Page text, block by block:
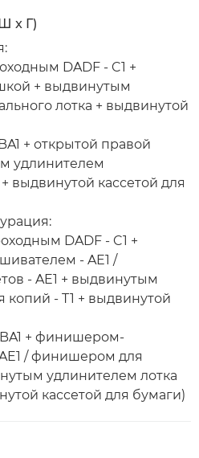
x Г)
DADF - C1 +
+ выдвинутым
лотка + выдвинутой
+ открытой правой
удлинителем
выдвинутой кассетой для
DADF - C1 +
- AE1 /
- AE1 + выдвинутым
копий - T1 + выдвинутой
BA1 + финишером-
/ финишером для
удлинителем лотка
кассетой для бумаги)